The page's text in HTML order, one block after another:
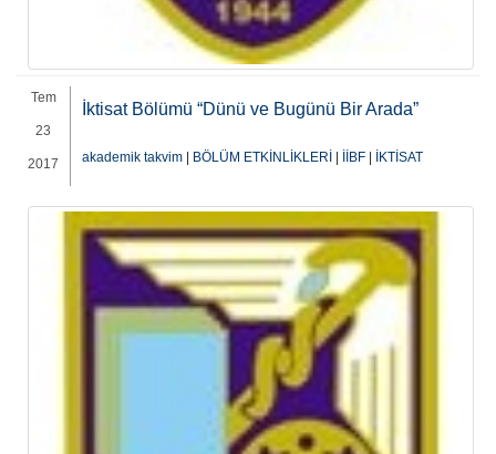
Tem
23
2017
İktisat Bölümü “Dünü ve Bugünü Bir Arada”
akademik takvim | BÖLÜM ETKİNLİKLERİ | İİBF | İKTİSAT